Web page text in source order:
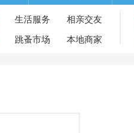
生活服务
相亲交友
跳蚤市场
本地商家